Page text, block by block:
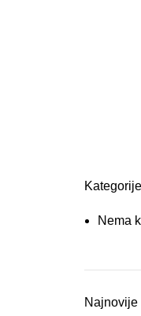
Kategorije
Nema
Najnovije